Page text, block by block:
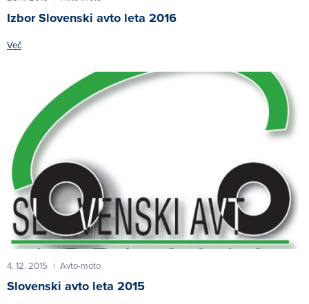
Izbor Slovenski avto leta 2016
Več
4. 12. 2015 | Avto-moto
Slovenski avto leta 2015